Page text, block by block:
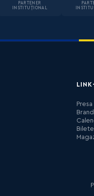
PARTENER
INSTITUȚIONAL
Presa
Bilete